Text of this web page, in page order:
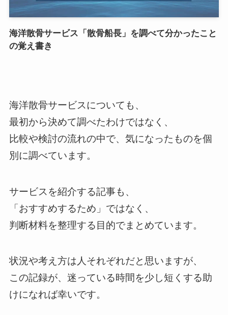
海洋散骨サービス「散骨船長」を調べて分かったこと
の覚え書き
海洋散骨サービスについても、
最初から決めて調べたわけではなく、
比較や検討の流れの中で、気になったものを個
別に調べています。
サービスを紹介する記事も、
「おすすめするため」ではなく、
判断材料を整理する目的でまとめています。
状況や考え方は人それぞれだと思いますが、
この記録が、迷っている時間を少し短くする助
けになれば幸いです。